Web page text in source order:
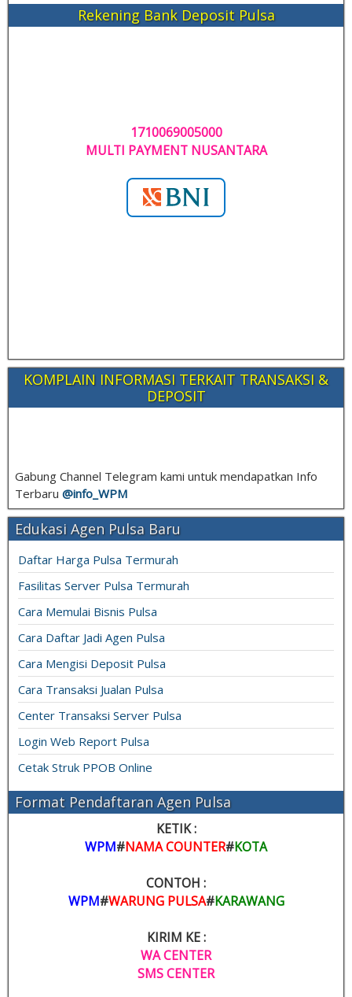
Rekening Bank Deposit Pulsa
1710069005000
MULTI PAYMENT NUSANTARA
KOMPLAIN INFORMASI TERKAIT TRANSAKSI &
DEPOSIT
Gabung Channel Telegram kami untuk mendapatkan Info
Terbaru @info_ WPM
Edukasi Agen Pulsa Baru
Daftar Harga Pulsa Termurah
Fasilitas Server Pulsa Termurah
Cara Memulai Bisnis Pulsa
Cara Daftar Jadi Agen Pulsa
Cara Mengisi Deposit Pulsa
Cara Transaksi Jualan Pulsa
Center Transaksi Server Pulsa
Login Web Report Pulsa
Cetak Struk PPOB Online
Format Pendaftaran Agen Pulsa
KETIK :
WPM#NAMA COUNTER#KOTA
CONTOH :
WPM#WARUNG PULSA#KARAWANG
KIRIM KE :
WA CENTER
SMS CENTER